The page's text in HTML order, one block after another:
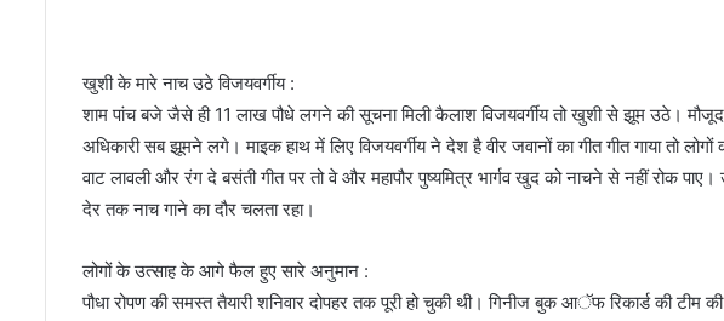
खुशी के मारे नाच उठे विजयवर्गीय :
शाम पांच बजे जैसे ही 11 लाख पौधे लगने की सूचना मिली कैलाश विजयवर्गीय तो खुशी से झूम उठे।
अधिकारी सब झूमने लगे। माइक हाथ में लिए विजयवर्गीय ने देश है वीर जवानों का गीत गीत गाया तो
वाट लावली और रंग दे बसंती गीत पर तो वे और महापौर पुष्यमित्र भार्गव खुद को नाचने से नहीं रोक
देर तक नाच गाने का दौर चलता रहा।
लोगों के उत्साह के आगे फैल हुए सारे अनुमान :
पौधा रोपण की समस्त तैयारी शनिवार दोपहर तक पूरी हो चुकी थी। गिनीज बुक आॅफ रिकार्ड की